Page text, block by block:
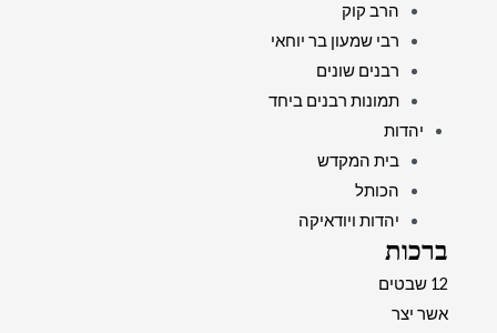
הרב קוק
רבי שמעון בר יוחאי
רבנים שונים
תמונות רבנים ביחד
יהדות
בית המקדש
הכותל
יהדות ויודאיקה
ברכות
12 שבטים
אשר יצר